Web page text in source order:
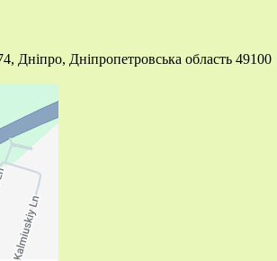
Дніпро, Дніпропетровська область 49100